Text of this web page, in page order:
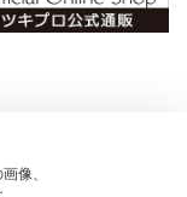
像、